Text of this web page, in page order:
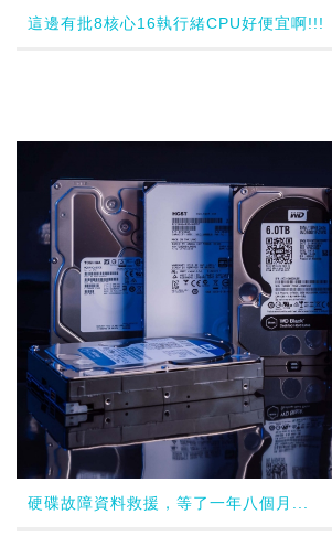
這邊有批8核心16執行緒CPU好便宜啊!!!
硬碟故障資料救援，等了一年八個月...